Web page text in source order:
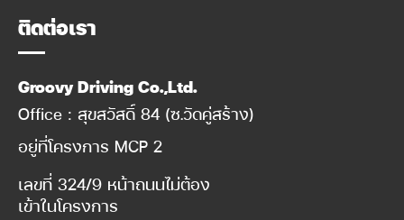
ติดต่อเรา
Groovy Driving Co.,Ltd.
Office : สุขสวัสดิ์ 84 (ซ.วัดคู่สร้าง)
อยู่ที่โครงการ MCP 2
เลขที่ 324/9 หน้าถนนไม่ต้อง
เข้าในโครงการ